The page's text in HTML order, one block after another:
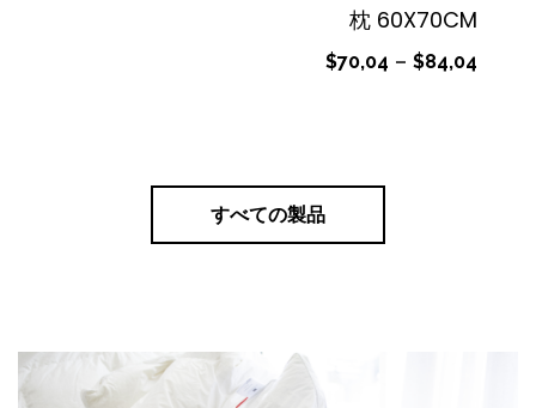
枕 60X70CM
$70,04 – $84,04
すべての製品